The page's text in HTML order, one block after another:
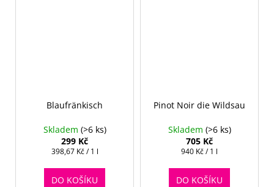
Blaufränkisch
Skladem (>6 ks)
299 Kč
Měrná
398,67 Kč / 1 l
DO KOŠÍKU
Pinot Noir die Wildsau
Skladem (>6 ks)
705 Kč
Měrná
940 Kč / 1 l
DO KOŠÍKU